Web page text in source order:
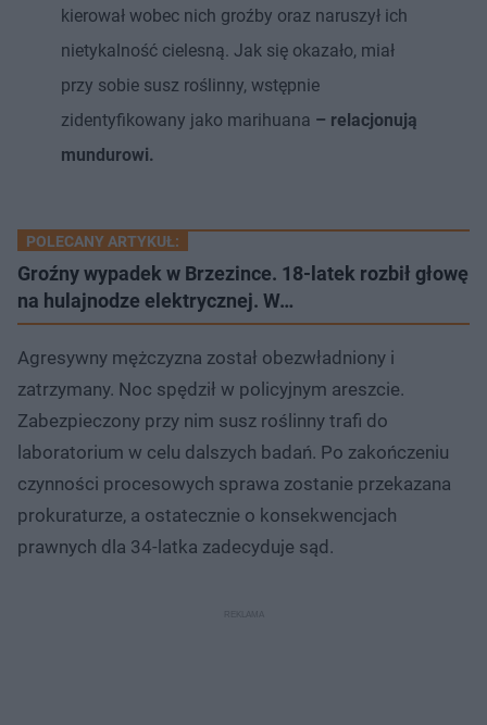
kierował wobec nich groźby oraz naruszył ich
nietykalność cielesną. Jak się okazało, miał
przy sobie susz roślinny, wstępnie
zidentyfikowany jako marihuana – relacjonują
mundurowi.
POLECANY ARTYKUŁ:
Groźny wypadek w Brzezince. 18-latek rozbił głowę
na hulajnodze elektrycznej. W…
Agresywny mężczyzna został obezwładniony i
zatrzymany. Noc spędził w policyjnym areszcie.
Zabezpieczony przy nim susz roślinny trafi do
laboratorium w celu dalszych badań. Po zakończeniu
czynności procesowych sprawa zostanie przekazana
prokuraturze, a ostatecznie o konsekwencjach
prawnych dla 34-latka zadecyduje sąd.